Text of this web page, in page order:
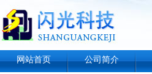
网站首页 公司简介